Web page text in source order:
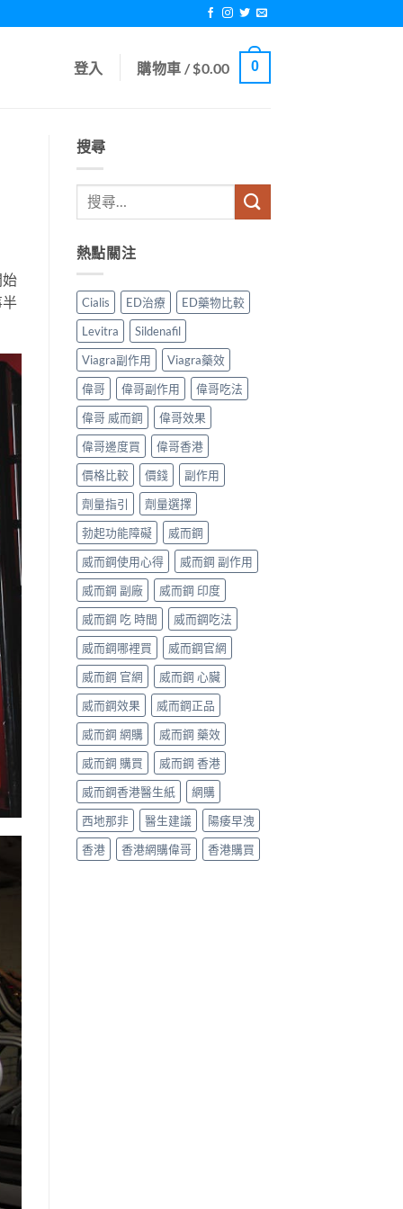
登入 購物車 /$0.00 0
搜尋
熱點關注
Cialis ED治療
ED藥物比較
Levitra
Sildenafil
Viagra副作用
Viagra藥效
偉哥
偉哥副作用
偉哥吃法
偉哥 威而鋼
偉哥效果
偉哥邊度買
偉哥香港
價格比較
價錢
副作用
劑量指引
劑量選擇
勃起功能障礙
威而鋼
威而鋼使用心得
威而鋼 副作用
威而鋼 副廠
威而鋼 印度
威而鋼 吃 時間
威而鋼吃法
威而鋼哪裡買
威而鋼官網
威而鋼 官網
威而鋼 心臟
威而鋼效果
威而鋼正品
威而鋼 網購
威而鋼 藥效
威而鋼 購買
威而鋼 香港
威而鋼香港醫生紙
網購
西地那非
醫生建議
陽痿早洩
香港
香港網購偉哥 香港購買